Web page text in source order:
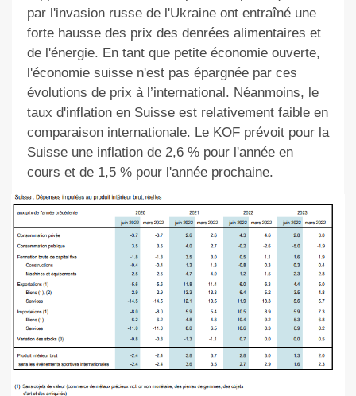
par l'invasion russe de l'Ukraine ont entraîné une
forte hausse des prix des denrées alimentaires et
de l'énergie. En tant que petite économie ouverte,
l'économie suisse n'est pas épargnée par ces
évolutions de prix à l’international. Néanmoins, le
taux d'inflation en Suisse est relativement faible en
comparaison internationale. Le KOF prévoit pour la
Suisse une inflation de 2,6 % pour l'année en
cours et de 1,5 % pour l'année prochaine.